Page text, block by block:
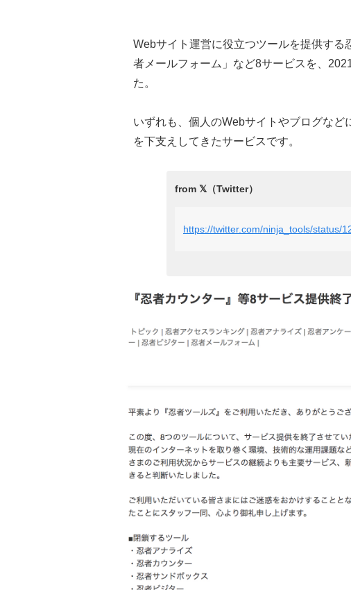
Webサイト運営に役立つツールを提供す
者メールフォーム」など8サービスを、
た。
いずれも、個人のWebサイトやブログな
を下支えしてきたサービスです。
https://twitter.com/ninja_tools/status/